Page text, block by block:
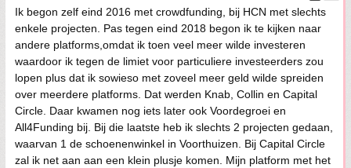
Ik begon zelf eind 2016 met crowdfunding, bij HCN met slechts
enkele projecten. Pas tegen eind 2018 begon ik te kijken naar
andere platforms,omdat ik toen veel meer wilde investeren
waardoor ik tegen de limiet voor particuliere investeerders zou
lopen plus dat ik sowieso met zoveel meer geld wilde spreiden
over meerdere platforms. Dat werden Knab, Collin en Capital
Circle. Daar kwamen nog iets later ook Voordegroei en
All4Funding bij. Bij die laatste heb ik slechts 2 projecten gedaan,
waarvan 1 de schoenenwinkel in Voorthuizen. Bij Capital Circle
zal ik net aan aan een klein plusje komen. Mijn platform met het